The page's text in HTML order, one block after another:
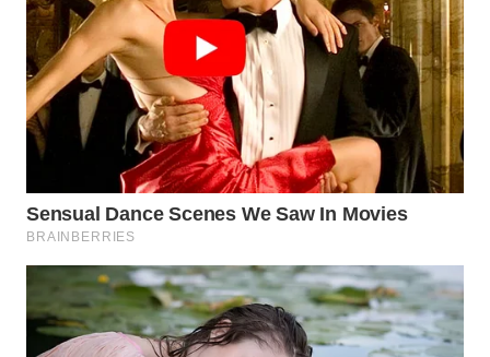
WN
BOROBUDUR
WN
MADURA
SURABAYA
WN
NATUNA
WN